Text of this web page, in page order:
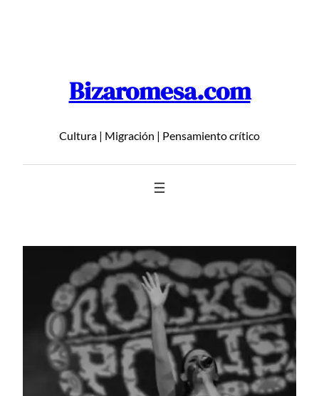
Bizaromesa.com
Cultura | Migración | Pensamiento crítico